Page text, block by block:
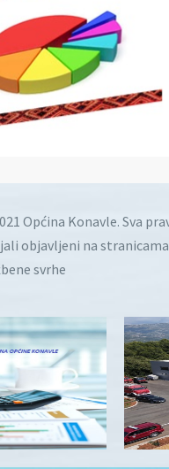
Općina Konavle. Sva
objavljeni na
svrhe